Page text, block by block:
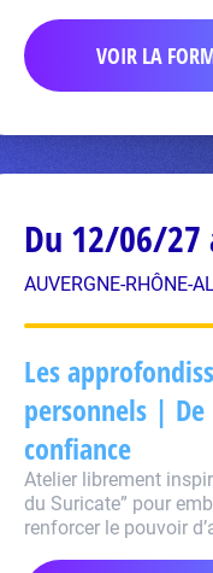
VOIR LA
Du 12/06/
AUVERGNE-RHÔNE-
Les
personnels |
confiance
Atelier librement
du Suricate” pour
renforcer le pouvoir